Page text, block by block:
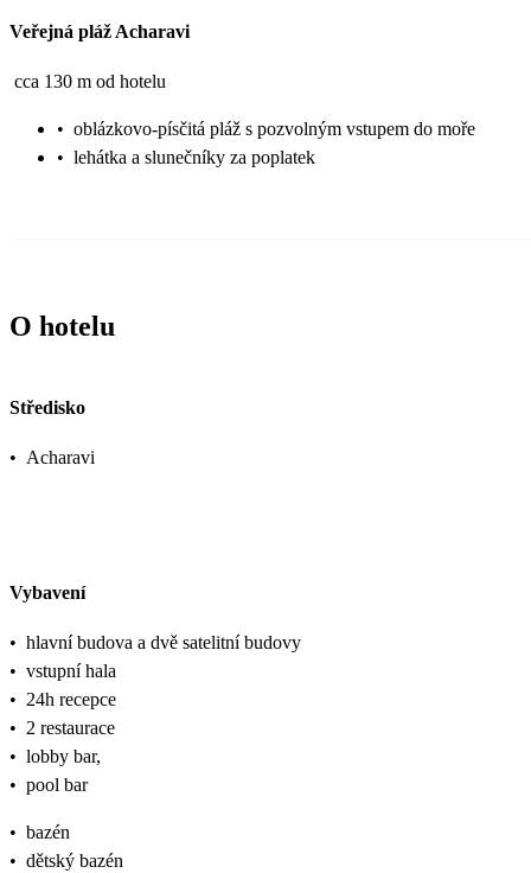
Veřejná pláž Acharavi
cca 130 m od hotelu
• oblázkovo-písčitá pláž s pozvolným vstupem do moře
• lehátka a slunečníky za poplatek
O hotelu
Středisko
• Acharavi
Vybavení
• hlavní budova a dvě satelitní budovy
• vstupní hala
• 24h recepce
• 2 restaurace
• lobby bar,
• pool bar
• bazén
• dětský bazén